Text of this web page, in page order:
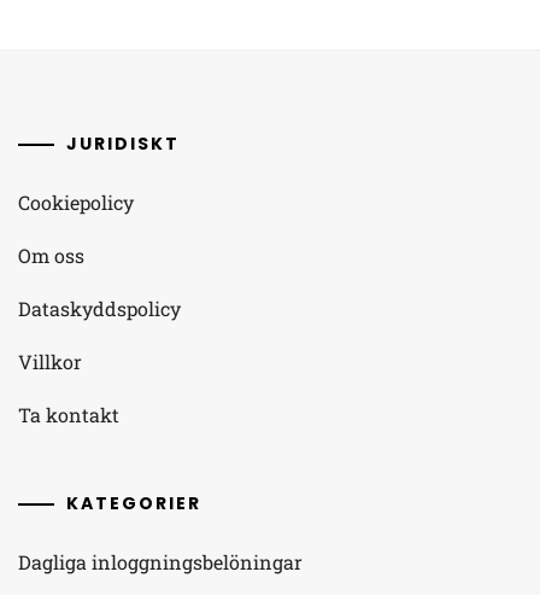
JURIDISKT
Cookiepolicy
Om oss
Dataskyddspolicy
Villkor
Ta kontakt
KATEGORIER
Dagliga inloggningsbelöningar